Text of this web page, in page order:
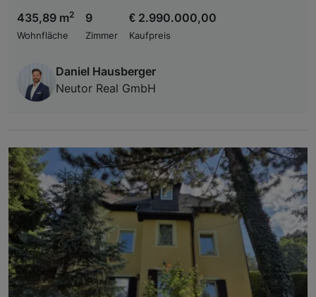
435,89 m2
Wohnfläche
9
Zimmer
€ 2.990.000,00
Kaufpreis
Daniel Hausberger
Neutor Real GmbH